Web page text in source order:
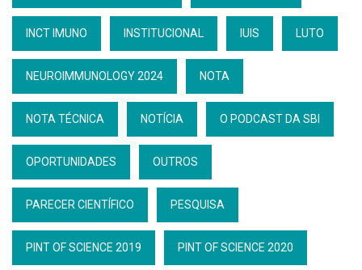
INCT IMUNO INSTITUCIONAL IUIS LUTO
NEUROIMMUNOLOGY 2024 NOTA
NOTA TÉCNICA NOTÍCIA O PODCAST DA SBI
OPORTUNIDADES OUTROS
PARECER CIENTÍFICO PESQUISA
PINT OF SCIENCE 2019 PINT OF SCIENCE 2020